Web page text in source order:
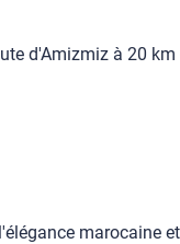
d'Amizmiz à 20
marocaine